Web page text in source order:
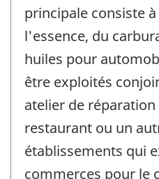
principale consiste
l'essence, du
huiles pour
être exploités
atelier de
restaurant ou un
établissements qui
commerces pour le